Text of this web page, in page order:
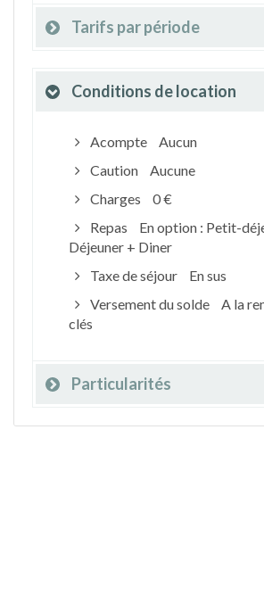
Tarifs par période
Conditions de location
Acompte
Aucun
Caution
Aucune
Charges
0 €
Repas
En option : Petit-
Déjeuner + Diner
Taxe de séjour
En sus
Versement du solde
A la
clés
Particularités